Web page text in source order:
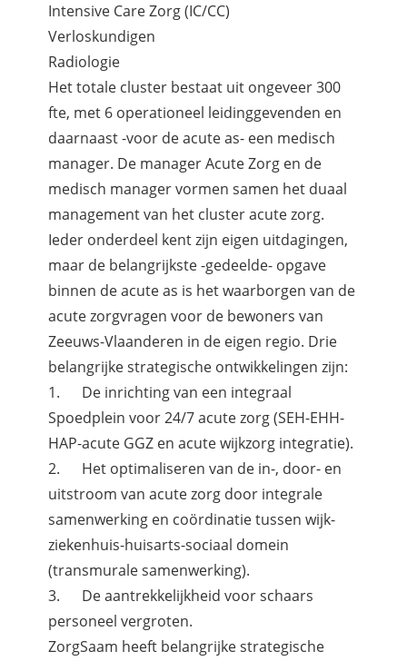
Intensive Care Zorg (IC/CC)
Verloskundigen
Radiologie
Het totale cluster bestaat uit ongeveer 300
fte, met 6 operationeel leidinggevenden en
daarnaast -voor de acute as- een medisch
manager. De manager Acute Zorg en de
medisch manager vormen samen het duaal
management van het cluster acute zorg.
Ieder onderdeel kent zijn eigen uitdagingen,
maar de belangrijkste -gedeelde- opgave
binnen de acute as is het waarborgen van de
acute zorgvragen voor de bewoners van
Zeeuws-Vlaanderen in de eigen regio. Drie
belangrijke strategische ontwikkelingen zijn:
1. De inrichting van een integraal
Spoedplein voor 24/7 acute zorg (SEH-EHH-
HAP-acute GGZ en acute wijkzorg integratie).
2. Het optimaliseren van de in-, door- en
uitstroom van acute zorg door integrale
samenwerking en coördinatie tussen wijk-
ziekenhuis-huisarts-sociaal domein
(transmurale samenwerking).
3. De aantrekkelijkheid voor schaars
personeel vergroten.
ZorgSaam heeft belangrijke strategische